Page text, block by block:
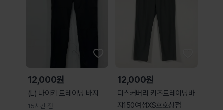
12,000원
(L) 나이키 트레이닝 바지
15시간 전
12,000원
디스커버리 키즈트레이닝바
지150여성XS호호상점